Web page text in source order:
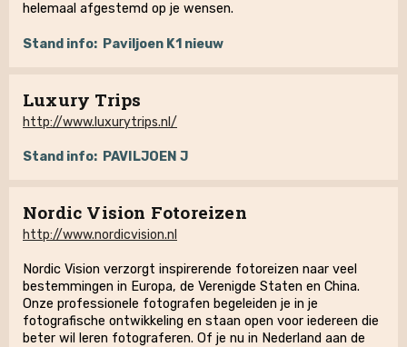
helemaal afgestemd op je wensen.
Stand info: Paviljoen K1 nieuw
Luxury Trips
http://www.luxurytrips.nl/
Stand info: PAVILJOEN J
Nordic Vision Fotoreizen
http://www.nordicvision.nl
Nordic Vision verzorgt inspirerende fotoreizen naar veel
bestemmingen in Europa, de Verenigde Staten en China.
Onze professionele fotografen begeleiden je in je
fotografische ontwikkeling en staan open voor iedereen die
beter wil leren fotograferen. Of je nu in Nederland aan de